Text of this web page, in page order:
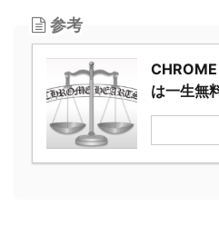
参考
は一生無